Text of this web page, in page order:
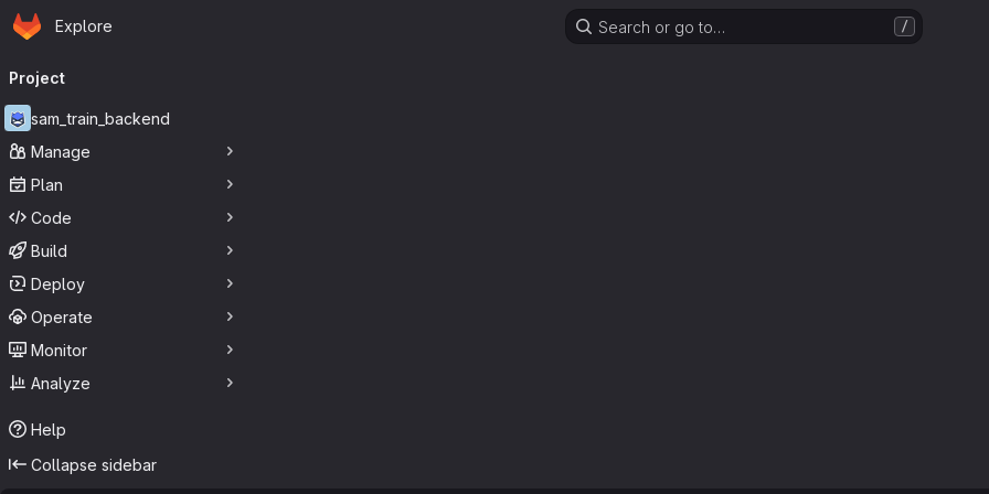
Skip to main content
Homepage
Explore Search or go to… /
navigation
Project
sam_train_backend
Manage
Plan
Code
Build
Deploy
Operate
Monitor
Analyze
Help
Collapse sidebar